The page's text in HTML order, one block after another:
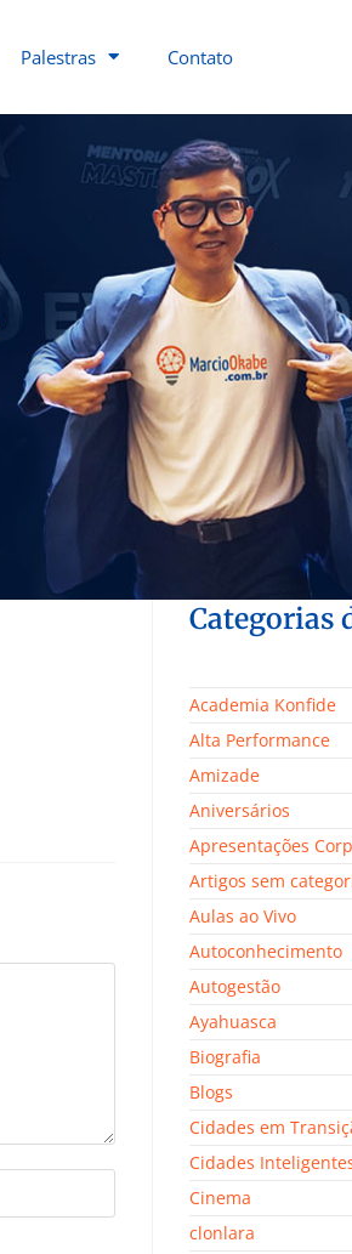
Palestras Contato
Categorias
Academia Konfide
Alta Performance
Amizade
Aniversários
Apresentações
Artigos sem
Aulas ao Vivo
Autoconhecimento
Autogestão
Ayahuasca
Biografia
Blogs
Cidades em
Cidades
Cinema
clonlara